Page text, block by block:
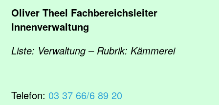
Oliver Theel Fachbereichsleiter
Innenverwaltung
Liste: Verwaltung – Rubrik: Kämmerei
Telefon: 03 37 66/6 89 20